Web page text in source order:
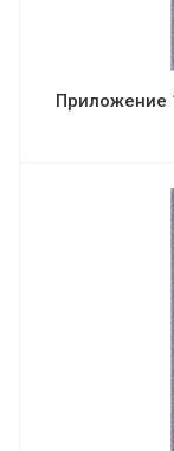
Приложение